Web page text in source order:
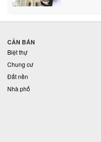
CẦN BÁN
Biệt thự
Chung cư
Đất nền
Nhà phố